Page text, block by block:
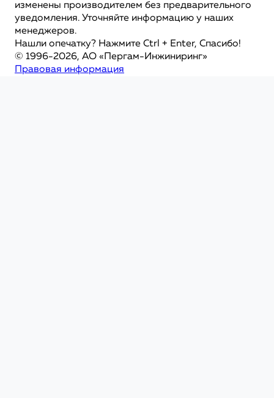
изменены производителем без предварительного
уведомления. Уточняйте информацию у наших
менеджеров.
Нашли опечатку? Нажмите Ctrl + Enter, Спасибо!
© 1996-2026, АО «Пергам-Инжиниринг»
Правовая информация